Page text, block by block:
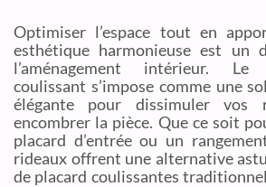
Optimiser l’espace tout en
esthétique harmonieuse est un
l’aménagement intérieur.
coulissant s’impose comme une
élégante pour dissimuler vos
encombrer la pièce. Que ce soit
placard d’entrée ou un
rideaux offrent une alternative
de placard coulissantes